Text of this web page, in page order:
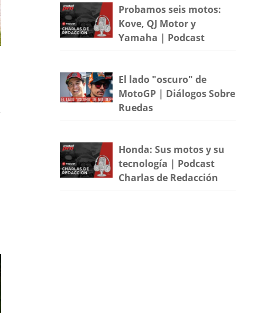
Probamos seis motos:
Kove, QJ Motor y
Yamaha | Podcast
El lado "oscuro" de
MotoGP | Diálogos Sobre
Ruedas
Honda: Sus motos y su
tecnología | Podcast
Charlas de Redacción